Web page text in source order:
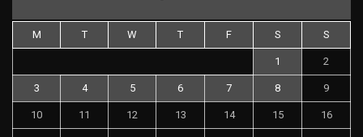
M T W T F S S
1 2
3 4 5 6 7 8 9
10 11 12 13 14 15 16